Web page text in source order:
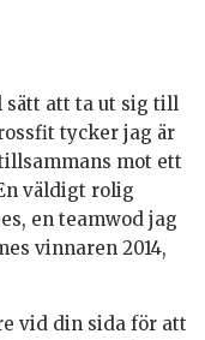
sätt att ta ut sig till
tycker jag är
mot ett
väldigt rolig
en teamwod jag
vinnaren 2014,
vid din sida för att